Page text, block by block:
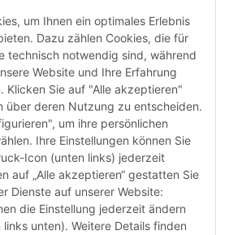
UNTERWEGS
um Ihnen ein optimales Erlebnis
Dazu zählen Cookies, die für
technisch notwendig sind, während
Website und Ihre Erfahrung
Klicken Sie auf "Alle akzeptieren"
über deren Nutzung zu entscheiden.
um ihre persönlichen
Ihre Einstellungen können Sie
Icon (unten links) jederzeit
auf „Alle akzeptieren“ gestatten Sie
Dienste auf unserer Website:
die Einstellung jederzeit ändern
unten). Weitere Details finden